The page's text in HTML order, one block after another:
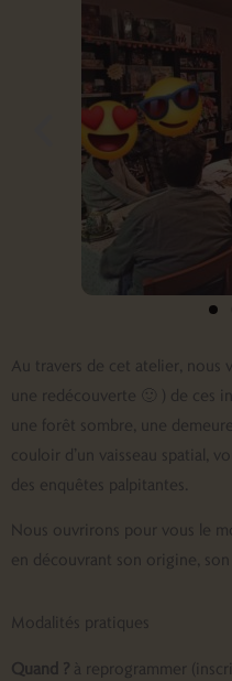
Au travers de cet atelier, nous
une redécouverte 🙂 ) de ces
une forêt sombre, une
couloir d’un vaisseau spatial,
des enquêtes palpitantes.
Nous ouvrirons pour vous le
en découvrant son origine,
Modalités pratiques
Quand ? à reprogrammer